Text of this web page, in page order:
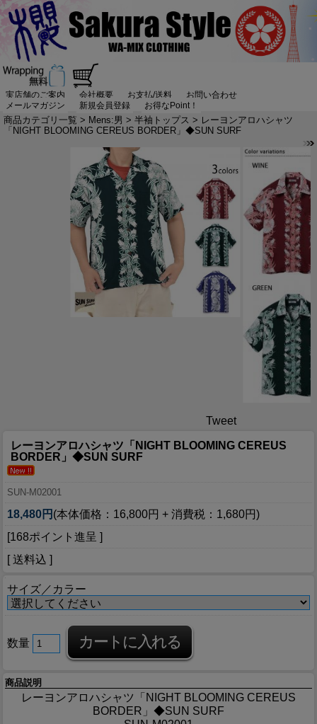
実店舗のご案内 会社概要 お支払/送料
お問い合わせ
メールマガジン
新規会員登録 お得なPoint！
商品カテゴリ一覧 > Mens:男 > 半袖トップス > レーヨンアロハシャツ
「NIGHT BLOOMING CEREUS BORDER」◆SUN SURF
Tweet
レーヨンアロハシャツ「NIGHT BLOOMING CEREUS
BORDER」◆SUN SURF
SUN-M02001
18,480円 (本体価格：16,800円 + 消費税：1,680円)
[168ポイント進呈 ]
[ 送料込 ]
サイズ／カラー
数量
商品説明
レーヨンアロハシャツ「NIGHT BLOOMING CEREUS
BORDER」◆SUN SURF